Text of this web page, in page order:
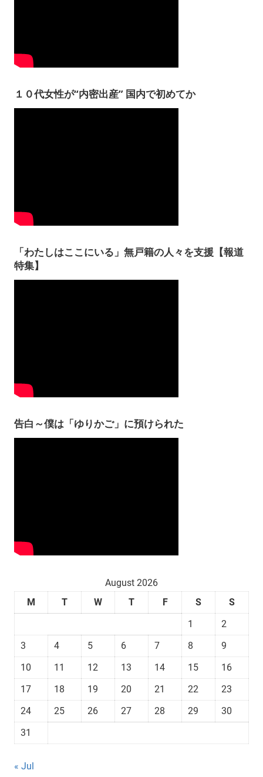
１０代女性が“内密出産” 国内で初めてか
「わたしはここにいる」無戸籍の人々を支援【報道
特集】
告白～僕は「ゆりかご」に預けられた
August 2026
M
T W T F S
S
1
2
3
4 5 6 7 8
9
10
11 12 13 14 15
16
17
18 19 20 21 22
23
24
25 26 27 28 29
30
31
« Jul